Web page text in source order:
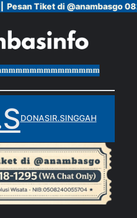
Pesan Tiket di @anambasgo
DONASIR.SINGGAH
Pesan Tiket di @anambasgo